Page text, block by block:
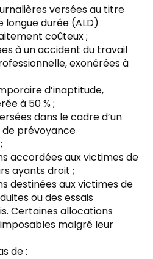
versées au titre
longue durée (ALD)
coûteux ;
à un accident du travail
exonérées à
d’inaptitude,
à 50 % ;
dans le cadre d’un
prévoyance
accordées aux victimes de
ayants droit ;
destinées aux victimes de
ou des essais
Certaines allocations
malgré leur
de :